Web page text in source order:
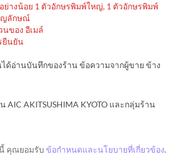
ย่างน้อย 1 ตัวอักษรพิมพ์ใหญ่, 1 ตัวอักษรพิมพ์
ญลักษณ์
ของ อีเมล์
ยืนยัน
ด้อ่านบันทึกของร้าน ข้อความจากผู้ขาย ข้าง
AIC AKITSUSHIMA KYOTO และกลุ่มร้าน
คุณยอมรับ ข้อกำหนดและนโยบายที่เกี่ยวข้อง.